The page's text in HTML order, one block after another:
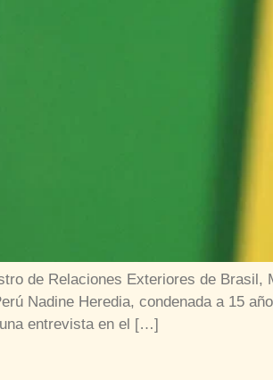
de Relaciones Exteriores de
Nadine Heredia, condenada a 15
entrevista en el […]